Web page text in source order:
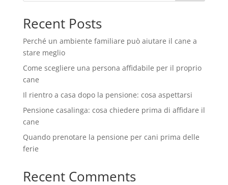
Recent Posts
Perché un ambiente familiare può aiutare il cane a
stare meglio
Come scegliere una persona affidabile per il proprio
cane
Il rientro a casa dopo la pensione: cosa aspettarsi
Pensione casalinga: cosa chiedere prima di affidare il
cane
Quando prenotare la pensione per cani prima delle
ferie
Recent Comments